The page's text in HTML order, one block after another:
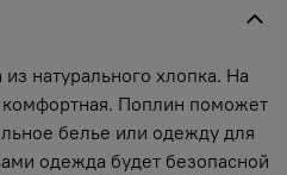
натурального хлопка. На
комфортная. Поплин поможет
белье или одежду для
одежда будет безопасной